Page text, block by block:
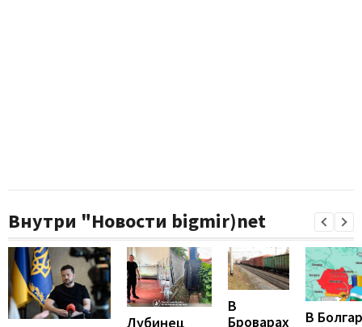
Внутри "Новости bigmir)net
Лубинец
В
Броварах
В